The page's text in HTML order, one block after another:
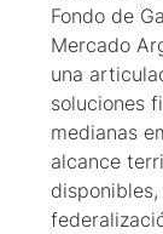
Fondo de
Mercado
una
soluciones
medianas
alcance